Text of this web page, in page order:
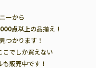
ーから
点以上の品揃え！
つかります！
こでしか買えない
販売中です！